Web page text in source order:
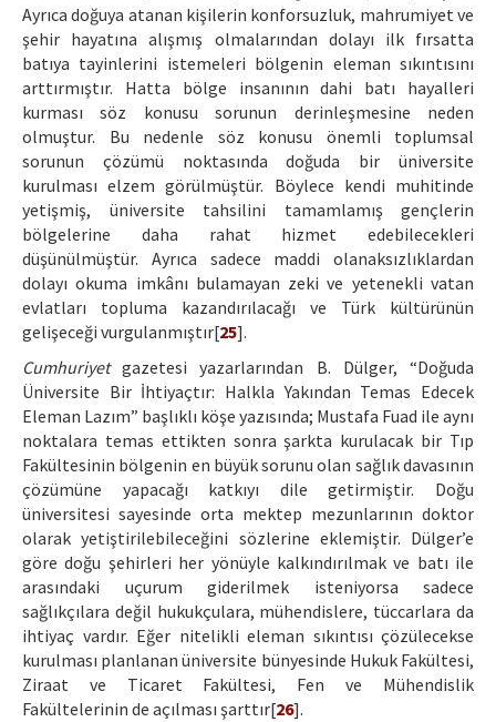
Ayrıca doğuya atanan kişilerin konforsuzluk, mahrumiyet ve
şehir hayatına alışmış olmalarından dolayı ilk fırsatta
batıya tayinlerini istemeleri bölgenin eleman sıkıntısını
arttırmıştır. Hatta bölge insanının dahi batı hayalleri
kurması söz konusu sorunun derinleşmesine neden
olmuştur. Bu nedenle söz konusu önemli toplumsal
sorunun çözümü noktasında doğuda bir üniversite
kurulması elzem görülmüştür. Böylece kendi muhitinde
yetişmiş, üniversite tahsilini tamamlamış gençlerin
bölgelerine daha rahat hizmet edebilecekleri
düşünülmüştür. Ayrıca sadece maddi olanaksızlıklardan
dolayı okuma imkânı bulamayan zeki ve yetenekli vatan
evlatları topluma kazandırılacağı ve Türk kültürünün
gelişeceği vurgulanmıştır[25].
Cumhuriyetgazetesi yazarlarından B. Dülger, “Doğuda
Üniversite Bir İhtiyaçtır: Halkla Yakından Temas Edecek
Eleman Lazım” başlıklı köşe yazısında; Mustafa Fuad ile aynı
noktalara temas ettikten sonra şarkta kurulacak bir Tıp
Fakültesinin bölgenin en büyük sorunu olan sağlık davasının
çözümüne yapacağı katkıyı dile getirmiştir. Doğu
üniversitesi sayesinde orta mektep mezunlarının doktor
olarak yetiştirilebileceğini sözlerine eklemiştir. Dülger’e
göre doğu şehirleri her yönüyle kalkındırılmak ve batı ile
arasındaki uçurum giderilmek isteniyorsa sadece
sağlıkçılara değil hukukçulara, mühendislere, tüccarlara da
ihtiyaç vardır. Eğer nitelikli eleman sıkıntısı çözülecekse
kurulması planlanan üniversite bünyesinde Hukuk Fakültesi,
Ziraat ve Ticaret Fakültesi, Fen ve Mühendislik
Fakültelerinin de açılması şarttır[26].